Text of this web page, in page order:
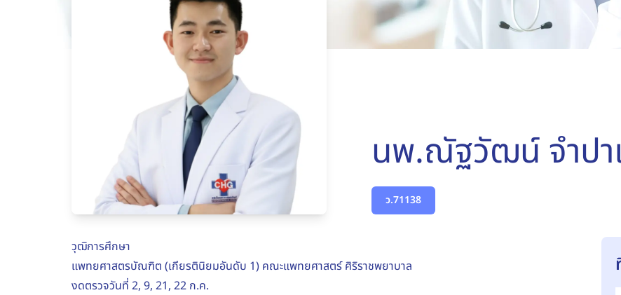
นพ.ณัฐวัฒน์ จำปา
ว.71138
วุฒิการศึกษา
แพทยศาสตรบัณฑิต (เกียรตินิยมอันดับ 1) คณะแพทยศาสตร์ ศิริราชพยาบาล
งดตรวจวันที่ 2, 9, 21, 22 ก.ค.